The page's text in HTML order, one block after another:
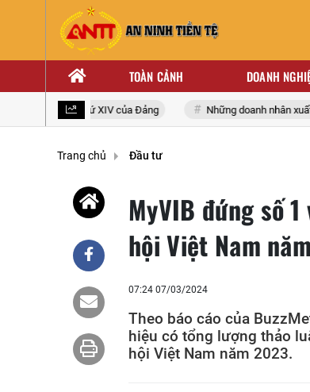
TOÀN CẢNH DOANH
quốc lần thứ XIV của Đảng Những doanh nhân xuất
Trang chủ Đầu tư
MyVIB đứng số
hội Việt Nam
07:24 07/03/2024
Theo báo cáo của
hiệu có tổng lượng thảo
hội Việt Nam năm 2023.